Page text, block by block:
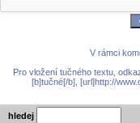
V rámci
Pro vložení tučného textu,
[b]tučné[/b], [url]http://
hledej